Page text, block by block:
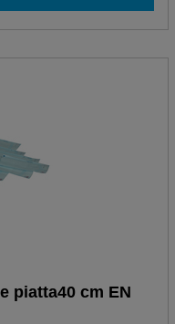
piatta40 cm EN